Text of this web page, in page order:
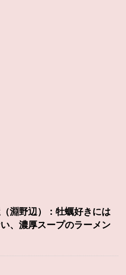
淵野辺）：牡蠣好きには
、濃厚スープのラーメン